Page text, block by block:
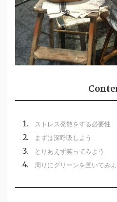
ストレス発散をする必要性
まずは深呼吸しよう
とりあえず笑ってみよう
周りにグリーンを置いてみ